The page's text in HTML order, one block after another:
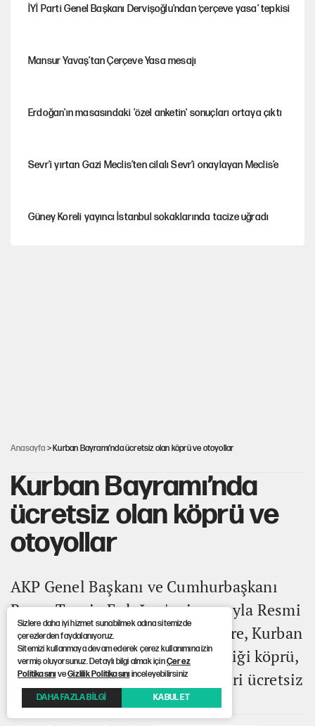
İYİ Parti Genel Başkanı Dervişoğlu'ndan ‘çerçeve yasa’ tepkisi
Mansur Yavaş’tan Çerçeve Yasa mesajı
Erdoğan'ın masasındaki 'özel anketin' sonuçları ortaya çıktı
Sevr’i yırtan Gazi Meclis’ten cilalı Sevr’i onaylayan Meclis’e
Güney Koreli yayıncı İstanbul sokaklarında tacize uğradı
Anasayfa > Kurban Bayramı’nda ücretsiz olan köprü ve otoyollar
Kurban Bayramı’nda
ücretsiz olan köprü ve
otoyollar
AKP Genel Başkanı ve Cumhurbaşkanı
Recep Tayyip Erdoğan'ın imzasıyla Resmi
Gazete'de yayımlanan karara göre, Kurban
Bayramı boyunca devletin işlettiği köprü,
otoyol ve toplu ulaşım hizmetleri ücretsiz
olacak.
Sizlere daha iyi hizmet sunabilmek adına sitemizde
çerezlerden faydalanıyoruz.
Sitemizi kullanmaya devam ederek çerez kullanımına izin
vermiş oluyorsunuz. Detaylı bilgi almak içinÇerez
PolitikasınıveGizlilik Politikasınıinceleyebilirsiniz
DAHA FAZLA BİLGİ KABUL ET